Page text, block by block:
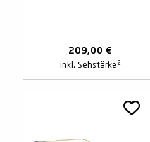
209,00 €
inkl. Sehstärke 2